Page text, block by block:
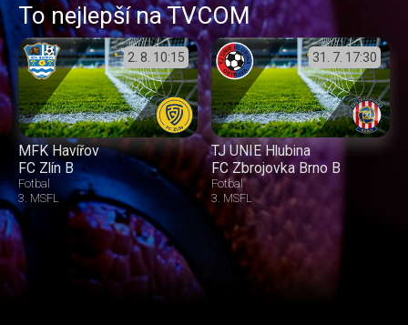
To nejlepší na TVCOM
2. 8. 10:15
MFK Havířov
FC Zlín B
Fotbal
3. MSFL
31. 7. 17:30
TJ UNIE Hlubina
FC Zbrojovka Brno B
Fotbal
3. MSFL